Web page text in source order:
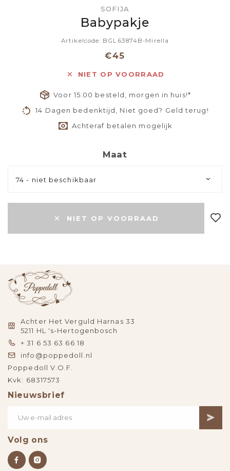
SOFIJA
Babypakje
Artikelcode: BGL63874B-Mirella
€45
NIET OP VOORRAAD
Voor 15:00 besteld, morgen in huis!*
14 Dagen bedenktijd, Niet goed? Geld terug!
Achteraf betalen mogelijk
Maat
74 - niet beschikbaar
NIET OP VOORRAAD
Achter Het Verguld Harnas 33
5211 HL 's-Hertogenbosch
+ 31 6 53 63 66 18
info@poppedoll.nl
Poppedoll V.O.F.
Kvk: 68317573
Nieuwsbrief
Volg ons